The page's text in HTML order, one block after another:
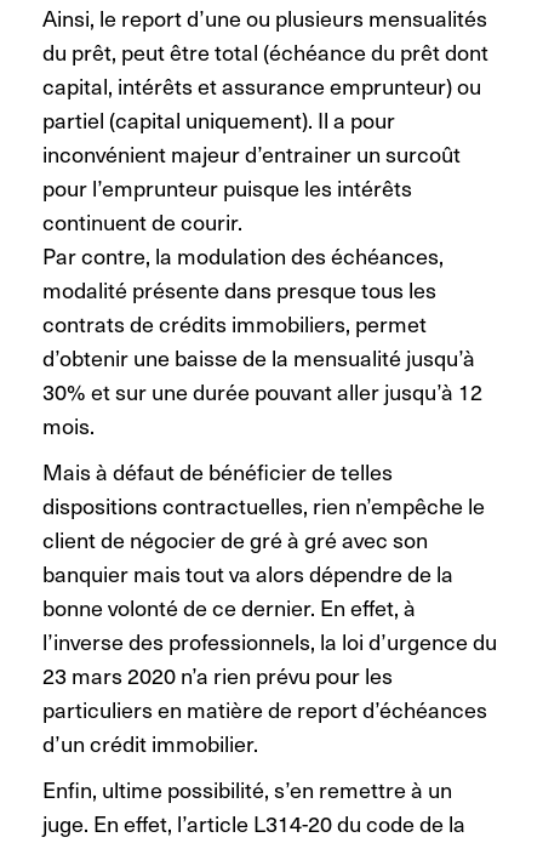
Ainsi, le report d’une ou plusieurs mensualités
du prêt, peut être total (échéance du prêt dont
capital, intérêts et assurance emprunteur) ou
partiel (capital uniquement). Il a pour
inconvénient majeur d’entrainer un surcoût
pour l’emprunteur puisque les intérêts
continuent de courir.
Par contre, la modulation des échéances,
modalité présente dans presque tous les
contrats de crédits immobiliers, permet
d’obtenir une baisse de la mensualité jusqu’à
30% et sur une durée pouvant aller jusqu’à 12
mois.
Mais à défaut de bénéficier de telles
dispositions contractuelles, rien n’empêche le
client de négocier de gré à gré avec son
banquier mais tout va alors dépendre de la
bonne volonté de ce dernier. En effet, à
l’inverse des professionnels, la loi d’urgence du
23 mars 2020 n’a rien prévu pour les
particuliers en matière de report d’échéances
d’un crédit immobilier.
Enfin, ultime possibilité, s’en remettre à un
juge. En effet, l’article L314-20 du code de la